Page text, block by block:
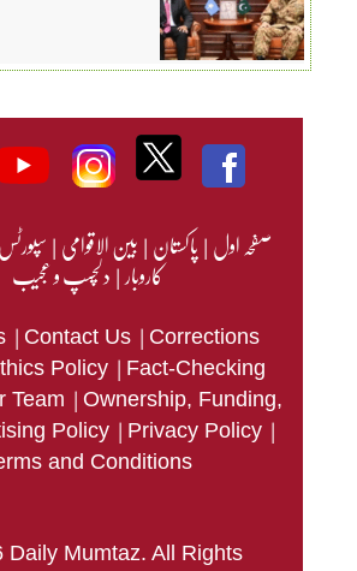
صفحہ اول|پاکستان|بین الاقوامی|سپورٹس
کاروبار|دلچسپ و عجیب
| Contact Us | Corrections
Policy | Fact-Checking
Team | Ownership, Funding,
Policy | Privacy Policy |
and Conditions
Daily Mumtaz. All Rights